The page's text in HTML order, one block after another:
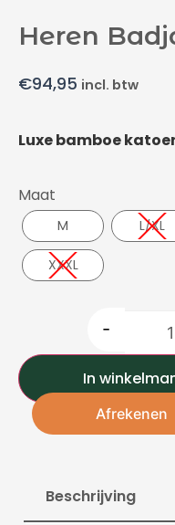
Heren
€94,95 incl. btw
Luxe bamboe
Maat
M L/XL
XXXL
-
In
Afrekenen
Beschrijving